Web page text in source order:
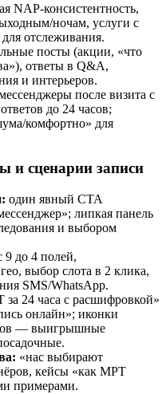
NAP-консистентность,
ночам, услуги с
отслеживания.
посты (акции, «что
ответы в Q&A,
и интерьеров.
после визита с
до 24 часов;
комфортно» для
и сценарии записи
один явный CTA
липкая панель
и выбором
9 до 4 полей,
выбор слота в 2 клика,
SMS/WhatsApp.
24 часа с расшифровкой»
онлайн»; иконки
— выигрышные
«нас выбирают
кейсы «как МРТ
примерами.